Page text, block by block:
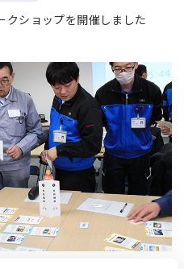
クショップを開催しました